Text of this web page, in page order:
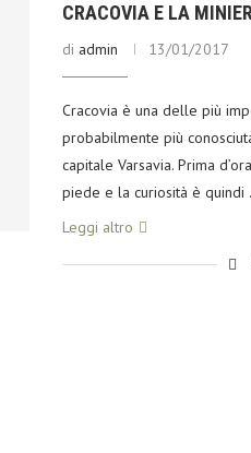
CRACOVIA E LA
di admin 13/01/2017
Cracovia è una delle più
probabilmente più
capitale Varsavia. Prima
piede e la curiosità è quindi
Leggi altro